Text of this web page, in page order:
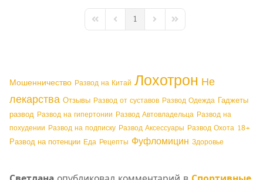
First PagePrevious Page
1 Next PageLast Page
Мошенничество Развод на Китай Лохотрон Не
лекарства Отзывы Развод от суставов Развод Одежда Гаджеты
развод Развод на гипертонии Развод Автовладельца Развод на
похудении Развод на подписку Развод Аксессуары Развод Охота 18+
Развод на потенции Еда Рецепты Фуфломицин Здоровье